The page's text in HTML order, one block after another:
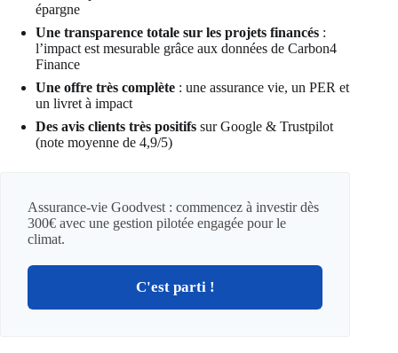
épargne
Une transparence totale sur les projets financés :
l’impact est mesurable grâce aux données de Carbon4
Finance
Une offre très complète : une assurance vie, un PER et
un livret à impact
Des avis clients très positifs sur Google & Trustpilot
(note moyenne de 4,9/5)
Assurance-vie Goodvest : commencez à investir dès
300€ avec une gestion pilotée engagée pour le
climat.
C'est parti !